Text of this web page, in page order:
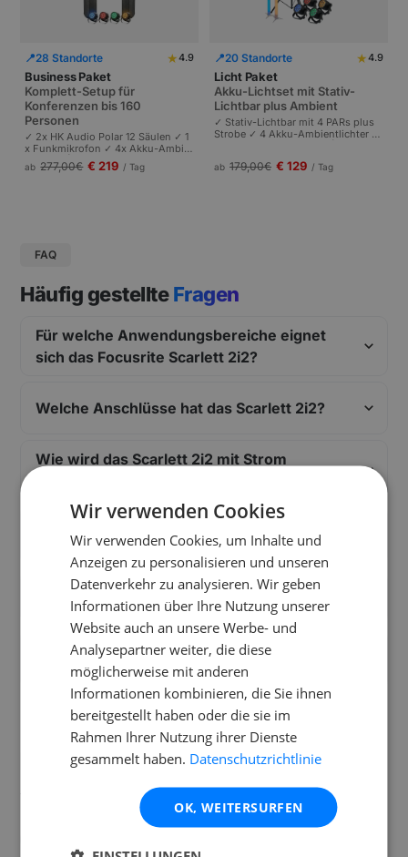
📍28 Standorte ★4.9
Business Paket
Komplett-Setup für
Konferenzen bis 160
Personen
✓ 2x HK Audio Polar 12 Säulen ✓ 1
x Funkmikrofon ✓ 4x Akku-Ambie
ntlichter | Komplettes Setup für Ta
gungen und Pressekonferenzen |
ab 277,00€ € 219 / Tag
📍20 Standorte ★4.9
Licht Paket
Akku-Lichtset mit Stativ-
Lichtbar plus Ambient
✓ Stativ-Lichtbar mit 4 PARs plus
Strobe ✓ 4 Akku-Ambientlichter ✓
ersonen.
ab 179,00€ € 129 / Tag
FAQ
Häufig gestellteFragen
Für welche Anwendungsbereiche eignet
sich das Focusrite Scarlett 2i2?
Welche Anschlüsse hat das Scarlett 2i2?
Wie wird das Scarlett 2i2 mit Strom
Ist die Installation des Scarlett 2i2
kompliziert?
Was ist der "Air Mode" beim Scarlett 2i2?
Welches Zubehör ist bei der Miete des
Scarlett 2i2 dabei?
Standorte
Verfügbar an folgendenStandorten
Wir verwenden Cookies
Wir verwenden Cookies, um Inhalte und
Anzeigen zu personalisieren und unseren
Datenverkehr zu analysieren. Wir geben
Informationen über Ihre Nutzung unserer
Website auch an unsere Werbe- und
Analysepartner weiter, die diese
möglicherweise mit anderen
Informationen kombinieren, die Sie ihnen
bereitgestellt haben oder die sie im
Rahmen Ihrer Nutzung ihrer Dienste
gesammelt haben. Datenschutzrichtlinie
OK, WEITERSURFEN